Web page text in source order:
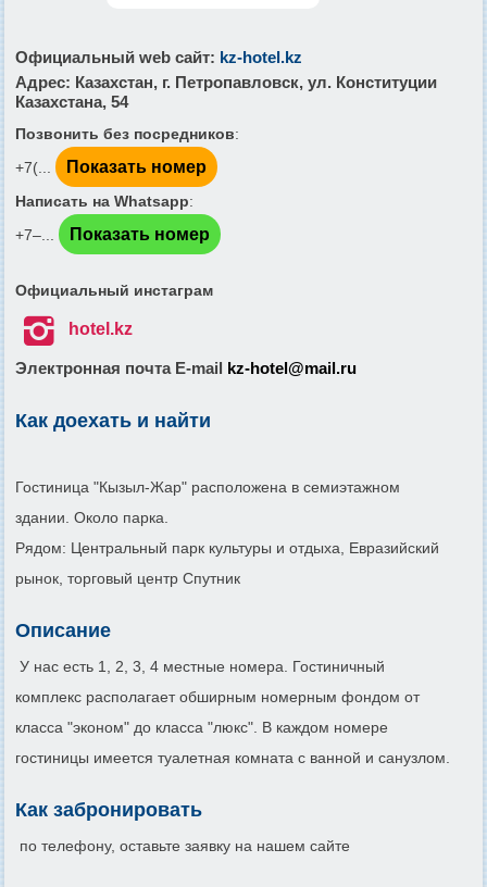
Официальный web сайт: kz-hotel.kz
Адрес: Казахстан, г. Петропавловск, ул. Конституции
Казахстана, 54
Позвонить без посредников:
+7(...
Показать номер
Написать на Whatsapp:
+7‒...
Показать номер
Официальный инстаграм
 hotel.kz
Электронная почта E-mail kz-hotel@mail.ru
Как доехать и найти
Гостиница "Кызыл-Жар" расположена в семиэтажном
здании. Около парка.
Рядом: Центральный парк культуры и отдыха, Евразийский
рынок, торговый центр Спутник
Описание
У нас есть 1, 2, 3, 4 местные номера. Гостиничный
комплекс располагает обширным номерным фондом от
класса "эконом" до класса "люкс". В каждом номере
гостиницы имеется туалетная комната с ванной и санузлом.
Как забронировать
по телефону, оставьте заявку на нашем сайте